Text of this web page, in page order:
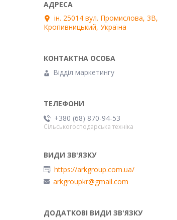
ін. 25014 вул. Промислова, 3В,
Кропивницький, Україна
Відділ маркетингу
+380 (68) 870-94-53
Сільськогосподарська техніка
https://arkgroup.com.ua/
arkgroupkr@gmail.com